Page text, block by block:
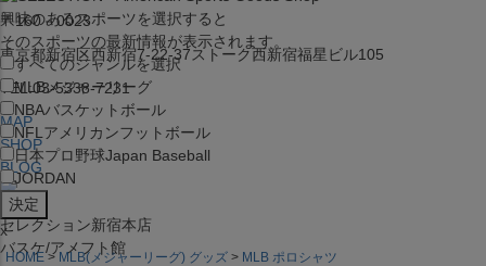
〒160－0023
東京都新宿区西新宿7-22-37ストーク西新宿福星ビル105
TEL:03-5338-7231
MAP
SHOP
BLOG
セレクション新宿本店
バスケ/アメフト館
興味のあるスポーツを選択すると
そのスポーツの最新情報が表示されます。
すべてのジャンルを選択
MLBメジャーリーグ
NBAバスケットボール
NFL アメリカンフットボール
日本プロ野球Japan Baseball
JORDAN
x
HOME MLB(メジャーリーグ) グッズ
MLB ポロシャツ